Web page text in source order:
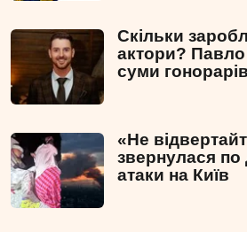
Скільки
актори?
суми гонорарів
«Не
звернулася по
атаки на Київ